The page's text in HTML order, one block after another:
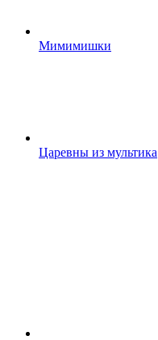
Мимимишки
Царевны из мультика